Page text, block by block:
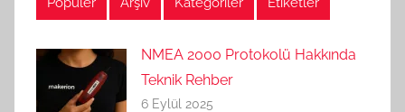
NMEA 2000 Protokolü Hakkında
Teknik Rehber
6 Eylül 2025